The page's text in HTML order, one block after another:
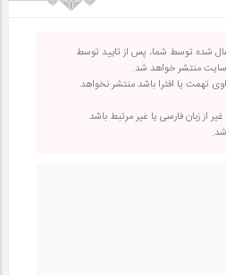
شده توسط شما، پس از تایید توسط
سایت منتشر خواهد شد.
تهمت یا افترا باشد منتشر نخواهد
از زبان فارسی یا غیر مرتبط باشد